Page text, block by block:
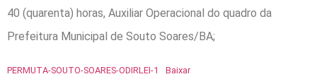
40 (quarenta) horas, Auxiliar Operacional do quadro da
Prefeitura Municipal de Souto Soares/BA;
PERMUTA-SOUTO-SOARES-ODIRLEI-1 Baixar